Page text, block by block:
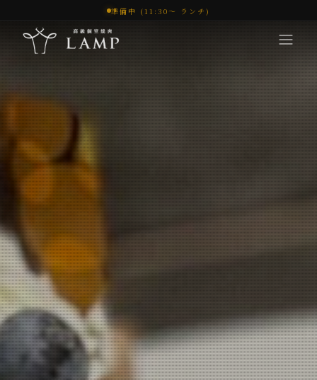
準備中 (11:30〜 ランチ)
コンセプト
体験
メニュー
オンラインショップ
お問い合わせ